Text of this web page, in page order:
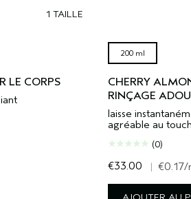
1 TAILLE
LE CORPS
200 ml
CHERRY
RINÇAGE
laisse
agréable au
(0)
€33.00 | €0.17/